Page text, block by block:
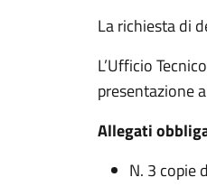
La richiesta di
L’Ufficio
presentazione
Allegati
N. 3 copie